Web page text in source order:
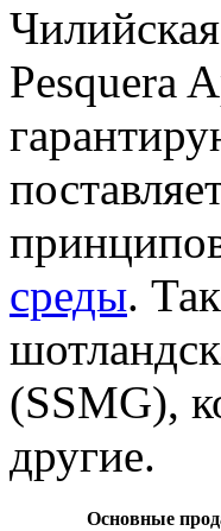
Pesquera
среды.
(SSMG),
другие.
Основные